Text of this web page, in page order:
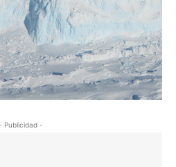
Publicidad -